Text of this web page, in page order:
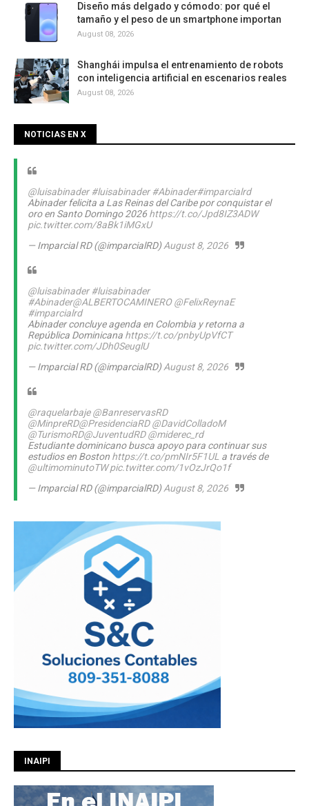
Diseño más delgado y cómodo: por qué el
tamaño y el peso de un smartphone importan
August 08, 2026
Shanghái impulsa el entrenamiento de robots
con inteligencia artificial en escenarios reales
August 08, 2026
NOTICIAS EN X
@luisabinader #luisabinader #Abinader#imparcialrd
Abinader felicita a Las Reinas del Caribe por conquistar el
oro en Santo Domingo 2026 https://t.co/Jpd8IZ3ADW
pic.twitter.com/8aBk1iMGxU
— Imparcial RD (@imparcialRD)August 8, 2026
@luisabinader #luisabinader
#Abinader@ALBERTOCAMINERO @FelixReynaE
#imparcialrd
Abinader concluye agenda en Colombia y retorna a
República Dominicana https://t.co/pnbyUpVfCT
pic.twitter.com/JDh0SeuglU
— Imparcial RD (@imparcialRD)August 8, 2026
@raquelarbaje @BanreservasRD
@MinpreRD@PresidenciaRD @DavidColladoM
@TurismoRD@JuventudRD @miderec_rd
Estudiante dominicano busca apoyo para continuar sus
estudios en Boston https://t.co/pmNIr5F1UL a través de
@ultimominutoTW pic.twitter.com/1vOzJrQo1f
— Imparcial RD (@imparcialRD)August 8, 2026
INAIPI